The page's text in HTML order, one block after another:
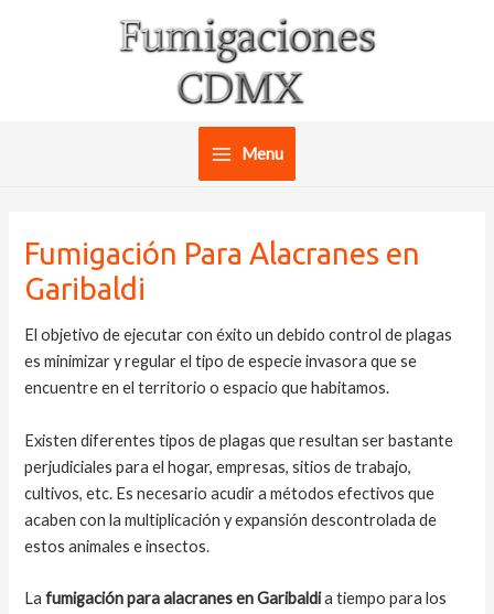
Main
Menu
Fumigación Para Alacranes en
Garibaldi
El objetivo de ejecutar con éxito un debido control de plagas
es minimizar y regular el tipo de especie invasora que se
encuentre en el territorio o espacio que habitamos.
Existen diferentes tipos de plagas que resultan ser bastante
perjudiciales para el hogar, empresas, sitios de trabajo,
cultivos, etc. Es necesario acudir a métodos efectivos que
acaben con la multiplicación y expansión descontrolada de
estos animales e insectos.
Lafumigación para alacranes en Garibaldia tiempo para los